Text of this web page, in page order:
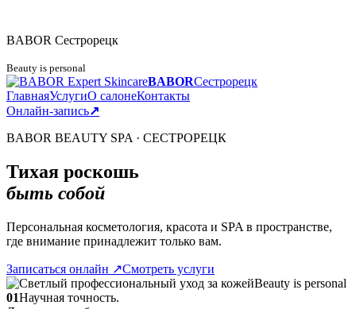
BABOR Сестрорецк
Beauty is personal
BABORСестрорецк
ГлавнаяУслугиО салонеКонтакты
Онлайн-запись↗
BABOR BEAUTY SPA · СЕСТРОРЕЦК
Тихая роскошь
быть собой
Персональная косметология, красота и SPA в пространстве,
где внимание принадлежит только вам.
Записаться онлайн ↗Смотреть услуги
Beauty is personal
01Научная точность.